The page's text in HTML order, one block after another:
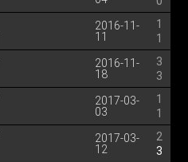
2016-11-
11
1
1
2016-11-
18
3
3
2017-03-
03
1
1
2017-03-
12
2
3